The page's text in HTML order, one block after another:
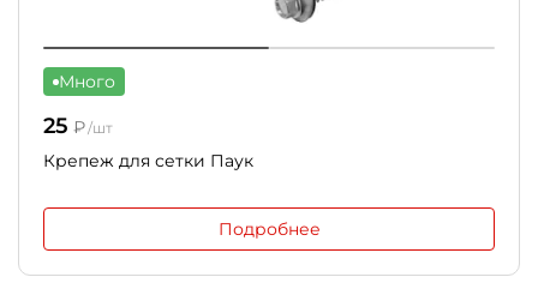
Много
25 ₽/шт
Крепеж для сетки Паук
Подробнее